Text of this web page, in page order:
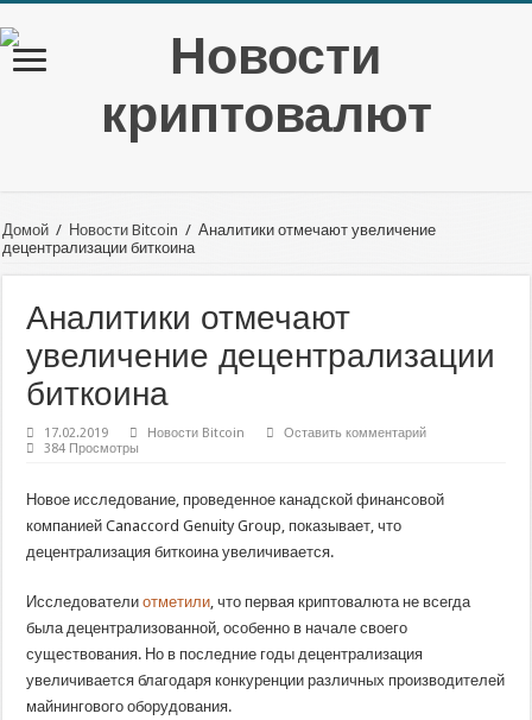
Домой / Новости Bitcoin / Аналитики отмечают увеличение
децентрализации биткоина
Аналитики отмечают
увеличение децентрализации
биткоина
17.02.2019 Новости Bitcoin
Оставить комментарий
384 Просмотры
Новое исследование, проведенное канадской финансовой
компанией Canaccord Genuity Group, показывает, что
децентрализация биткоина увеличивается.
Исследователиотметили, что первая криптовалюта не всегда
была децентрализованной, особенно в начале своего
существования. Но в последние годы децентрализация
увеличивается благодаря конкуренции различных производителей
майнингового оборудования.